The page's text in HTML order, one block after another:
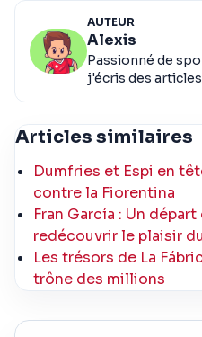
AUTEUR
Alexis
Passionné de
j'écris des
Articles similaires
Dumfries et Espi en
contre la Fiorentina
Fran García : Un
redécouvrir le plaisir
Les trésors de La
trône des millions